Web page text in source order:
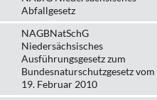
Abfallgesetz
NAGBNatSchG
Niedersächsisches
Ausführungsgesetz zum
Bundesnaturschutzgesetz vom
19. Februar 2010